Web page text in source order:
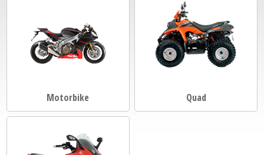
Motorbike Quad